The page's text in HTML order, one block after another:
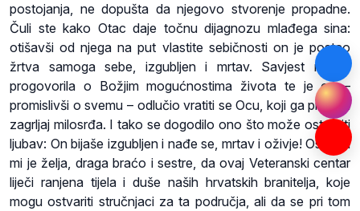
postojanja, ne dopušta da njegovo stvorenje propadne.
Čuli ste kako Otac daje točnu dijagnozu mlađega sina:
otišavši od njega na put vlastite sebičnosti on je postao
žrtva samoga sebe, izgubljen i mrtav. Savjest mu je
progovorila o Božjim mogućnostima života te je on –
promislivši o svemu – odlučio vratiti se Ocu, koji ga prima u
zagrljaj milosrđa. I tako se dogodilo ono što može ostvariti
ljubav: On bijaše izgubljen i nađe se, mrtav i oživje! Osobita
mi je želja, draga braćo i sestre, da ovaj Veteranski centar
liječi ranjena tijela i duše naših hrvatskih branitelja, koje
mogu ostvariti stručnjaci za ta područja, ali da se pri tom